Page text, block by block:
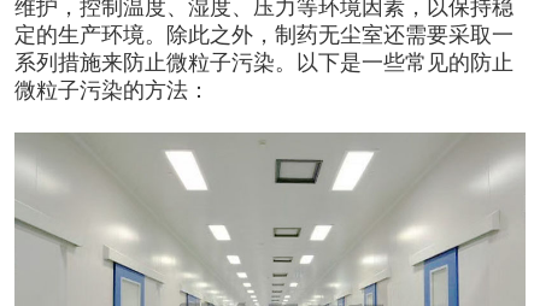
维护，控制温度、湿度、压力等环境因素，以保持稳
定的生产环境。除此之外， 制药无尘室还需要采取一
系列措施来防止微粒子污染。以下是一些常见的防止
微粒子污染的方法：